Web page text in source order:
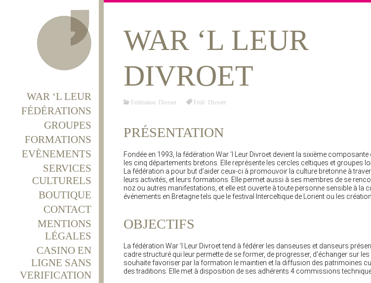
WAR ‘L LEUR
FÉDÉRATIONS
GROUPES
FORMATIONS
EVÈNEMENTS
SERVICES
CULTURELS
BOUTIQUE
CONTACT
MENTIONS
LÉGALES
CASINO EN
LIGNE SANS
VERIFICATION
WAR ‘L LEUR
DIVROET
Fédération Divroet Fédé Divroët
PRÉSENTATION
Fondée en 1993, la fédération War ‘l Leur Divroet devient la sixième
les cinq départements bretons. Elle représente les cercles celtiques et groupes
La fédération a pour but d’aider ceux-ci à promouvoir la culture bretonne à
leurs activités, et leurs formations. Elle permet aussi à ses membres de se
noz ou autres manifestations, et elle est ouverte à toute personne sensible à la
événements en Bretagne tels que le festival Interceltique de Lorient ou les
OBJECTIFS
La fédération War ‘l Leur Divroet tend à fédérer les danseuses et danseurs
cadre structuré qui leur permette de se former, de progresser, d’échanger sur
souhaite favoriser par la formation le maintien et la diffusion des patrimoines
des traditions. Elle met à disposition de ses adhérents 4 commissions